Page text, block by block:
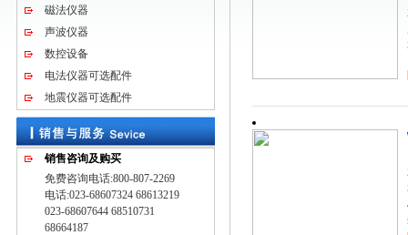
磁法仪器
声波仪器
数控设备
电法仪器可选配件
地震仪器可选配件
销售咨询及购买
免费咨询电话:800-807-2269
电话:023-68607324 68613219
023-68607644 68510731
68664187